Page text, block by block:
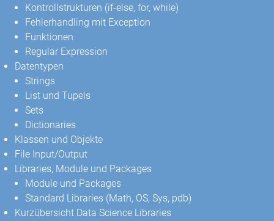
Kontrollstrukturen (if-else, for, while)
Fehlerhandling mit Exception
Funktionen
Regular Expression
Datentypen
Strings
List und Tupels
Sets
Dictionaries
Klassen und Objekte
File Input/Output
Libraries, Module und Packages
Module und Packages
Standard Libraries (Math, OS, Sys, pdb)
Kurzübersicht Data Science Libraries